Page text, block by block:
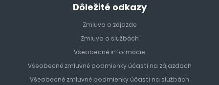
Dôležité odkazy
Zmluva o zájazde
Zmluva o službách
Všeobecné informácie
Všeobecné zmluvné podmienky účasti na zájazdoch
Všeobecné zmluvné podmienky účasti na službách